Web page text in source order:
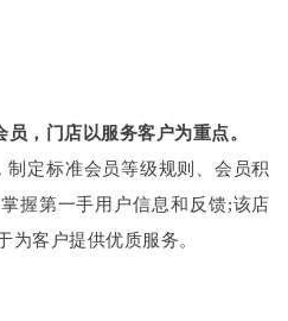
，门店以服务客户为重点。
定标准会员等级规则、会员积
握第一手用户信息和反馈;该店
为客户提供优质服务。